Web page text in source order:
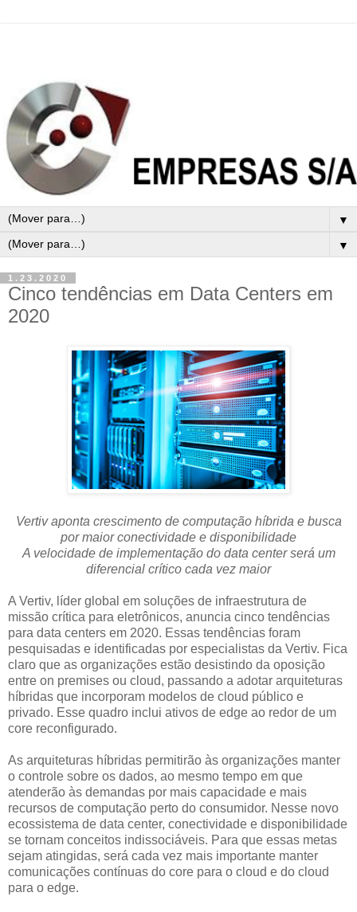
▼
▼
1.23.2020
Cinco tendências em Data Centers em
2020
Vertiv aponta crescimento de computação híbrida e busca
por maior conectividade e disponibilidade
A velocidade de implementação do data center será um
diferencial crítico cada vez maior
A Vertiv, líder global em soluções de infraestrutura de
missão crítica para eletrônicos, anuncia cinco tendências
para data centers em 2020. Essas tendências foram
pesquisadas e identificadas por especialistas da Vertiv. Fica
claro que as organizações estão desistindo da oposição
entre on premises ou cloud, passando a adotar arquiteturas
híbridas que incorporam modelos de cloud público e
privado. Esse quadro inclui ativos de edge ao redor de um
core reconfigurado.
As arquiteturas híbridas permitirão às organizações manter
o controle sobre os dados, ao mesmo tempo em que
atenderão às demandas por mais capacidade e mais
recursos de computação perto do consumidor. Nesse novo
ecossistema de data center, conectividade e disponibilidade
se tornam conceitos indissociáveis. Para que essas metas
sejam atingidas, será cada vez mais importante manter
comunicações contínuas do core para o cloud e do cloud
para o edge.